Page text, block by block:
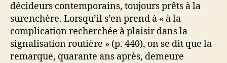
décideurs contemporains, toujours prêts à la
surenchère. Lorsqu’il s’en prend à « à la
complication recherchée à plaisir dans la
signalisation routière » (p. 440), on se dit que la
remarque, quarante ans après, demeure